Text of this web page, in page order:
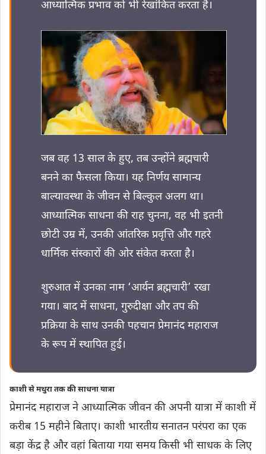
आध्यात्मिक प्रभाव को भी रेखांकित करता है।
जब वह 13 साल के हुए, तब उन्होंने ब्रह्मचारी
बनने का फैसला किया। यह निर्णय सामान्य
बाल्यावस्था के जीवन से बिल्कुल अलग था।
आध्यात्मिक साधना की राह चुनना, वह भी इतनी
छोटी उम्र में, उनकी आंतरिक प्रवृत्ति और गहरे
धार्मिक संस्कारों की ओर संकेत करता है।
शुरुआत में उनका नाम ‘आर्यन ब्रह्मचारी’ रखा
गया। बाद में साधना, गुरुदीक्षा और तप की
प्रक्रिया के साथ उनकी पहचान प्रेमानंद महाराज
के रूप में स्थापित हुई।
काशी से मथुरा तक की साधना यात्रा
प्रेमानंद महाराज ने आध्यात्मिक जीवन की अपनी यात्रा में काशी में
करीब 15 महीने बिताए। काशी भारतीय सनातन परंपरा का एक
बड़ा केंद्र है और वहां बिताया गया समय किसी भी साधक के लिए